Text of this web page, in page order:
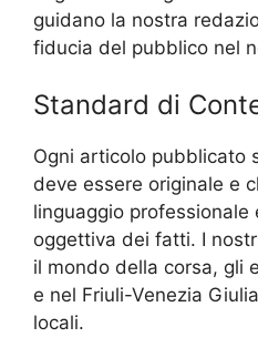
guidano la nostra
fiducia del pubblico nel
Standard di
Ogni articolo pubblicato
deve essere originale e
linguaggio professionale
oggettiva dei fatti. I
il mondo della corsa, gli
e nel Friuli-Venezia
locali.